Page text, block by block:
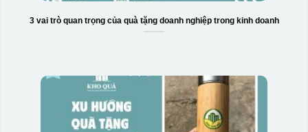
Hộp xi 6 bát cơm
3 vai trò quan trọng của quà tặng doanh nghiệp trong kinh doanh